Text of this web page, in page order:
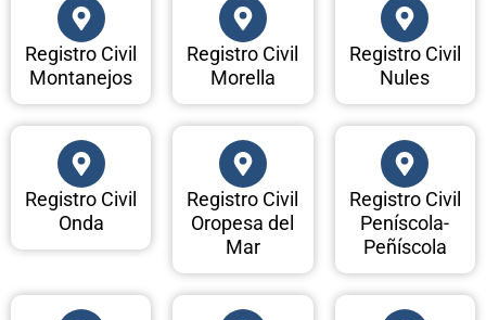
Registro Civil
Montanejos
Registro Civil
Morella
Registro Civil
Nules
Registro Civil
Onda
Registro Civil
Oropesa del
Mar
Registro Civil
Peníscola-
Peñíscola